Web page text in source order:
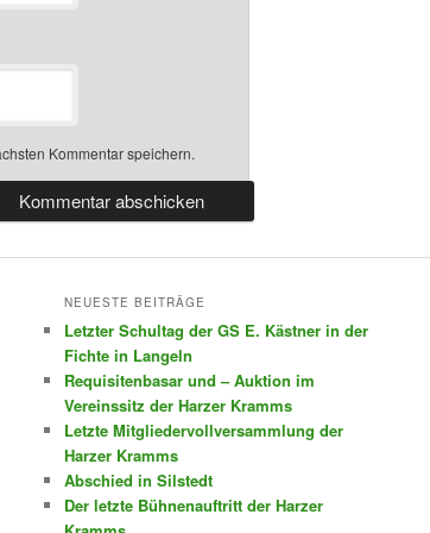
Kommentar speichern.
NEUESTE BEITRÄGE
Letzter Schultag der GS E. Kästner in der
Fichte in Langeln
Requisitenbasar und – Auktion im
Vereinssitz der Harzer Kramms
Letzte Mitgliedervollversammlung der
Harzer Kramms
Abschied in Silstedt
Der letzte Bühnenauftritt der Harzer